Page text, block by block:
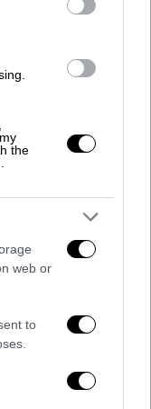
the
web or
to
των
διακοπές
τους για να τα
ο
σε
στους δύο;
τα τεκμήρια
που θα
η
μεταξύ
και